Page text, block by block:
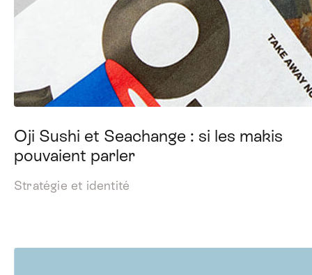
Oji Sushi et Seachange : si les makis
pouvaient parler
Stratégie et identité